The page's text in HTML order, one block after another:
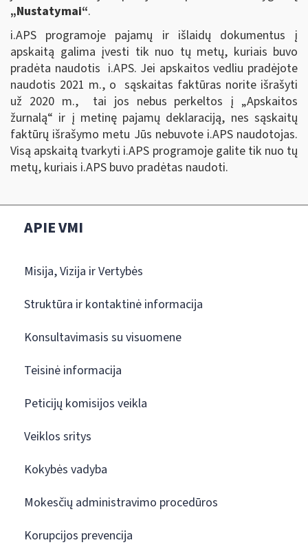
„Nustatymai“.
i.APS programoje pajamų ir išlaidų dokumentus į
apskaitą galima įvesti tik nuo tų metų, kuriais buvo
pradėta naudotis i.APS. Jei apskaitos vedliu pradėjote
naudotis 2021 m., o sąskaitas faktūras norite išrašyti
už 2020 m., tai jos nebus perkeltos į „Apskaitos
žurnalą“ ir į metinę pajamų deklaraciją, nes sąskaitų
faktūrų išrašymo metu Jūs nebuvote i.APS naudotojas.
Visą apskaitą tvarkyti i.APS programoje galite tik nuo tų
metų, kuriais i.APS buvo pradėtas naudoti.
APIE VMI
Misija, Vizija ir Vertybės
Struktūra ir kontaktinė informacija
Konsultavimasis su visuomene
Teisinė informacija
Peticijų komisijos veikla
Veiklos sritys
Kokybės vadyba
Mokesčių administravimo procedūros
Korupcijos prevencija